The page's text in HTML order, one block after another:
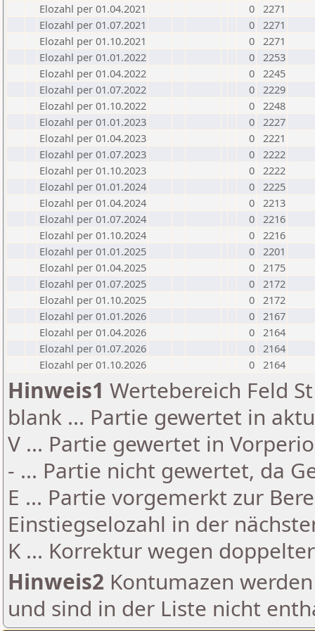
Elozahl per 01.04.2021
0 2271
Elozahl per 01.07.2021
0 2271
Elozahl per 01.10.2021
0 2271
Elozahl per 01.01.2022
0 2253
Elozahl per 01.04.2022
0 2245
Elozahl per 01.07.2022
0 2229
Elozahl per 01.10.2022
0 2248
Elozahl per 01.01.2023
0 2227
Elozahl per 01.04.2023
0 2221
Elozahl per 01.07.2023
0 2222
Elozahl per 01.10.2023
0 2222
Elozahl per 01.01.2024
0 2225
Elozahl per 01.04.2024
0 2213
Elozahl per 01.07.2024
0 2216
Elozahl per 01.10.2024
0 2216
Elozahl per 01.01.2025
0 2201
Elozahl per 01.04.2025
0 2175
Elozahl per 01.07.2025
0 2172
Elozahl per 01.10.2025
0 2172
Elozahl per 01.01.2026
0 2167
Elozahl per 01.04.2026
0 2164
Elozahl per 01.07.2026
0 2164
Elozahl per 01.10.2026
0 2164
Hinweis1 Wertebereich Feld
blank ... Partie gewertet in
V ... Partie gewertet in
- ... Partie nicht gewertet, da
E ... Partie vorgemerkt zur
Einstiegselozahl in der
K ... Korrektur wegen
Hinweis2 Kontumazen
und sind in der Liste nicht